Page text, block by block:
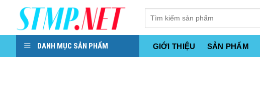
content
DANH MỤC SẢN PHẨM GIỚI THIỆU SẢN PHẨM